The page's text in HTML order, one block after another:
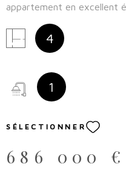
appartement en excellent
niveau d'une entrée, un
magnifique vue sur la
l'étage un palier dessert
carrez). Deux places de
4
1
SÉLECTIONNER
686 000 €